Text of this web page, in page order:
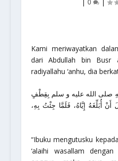
Kami meriwayatkan
dari Abdullah bin Busr
radiyallahu ‘anhu, dia
صلى الله عليه و سلم بِقِطْفٍ
أُبَلِّغَهُ إِيَّاهُ، فَلَمَّا جِئْتُ بِهِ،
“Ibuku mengutusku
‘alaihi wasallam dengan